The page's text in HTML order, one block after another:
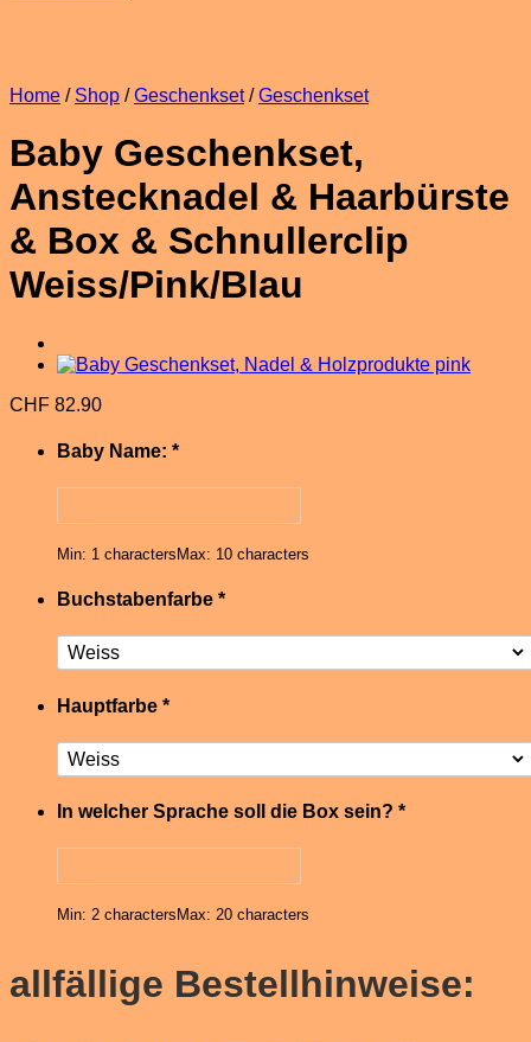
Home / Shop / Geschenkset / Geschenkset
Baby Geschenkset,
Anstecknadel & Haarbürste
& Box & Schnullerclip
Weiss/Pink/Blau
CHF 82.90
Baby Name: *
Min: 1 charactersMax: 10 characters
Buchstabenfarbe *
Hauptfarbe *
In welcher Sprache soll die Box sein? *
Min: 2 charactersMax: 20 characters
allfällige Bestellhinweise: